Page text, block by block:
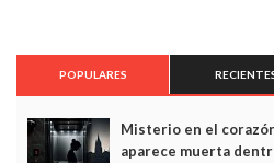
POPULARES
Misterio en el
aparece muerta